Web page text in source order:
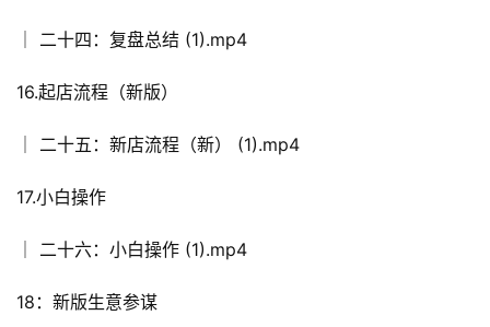
│ 二十四：复盘总结 (1).mp4
16.起店流程（新版）
│ 二十五：新店流程（新） (1).mp4
17.小白操作
│ 二十六：小白操作 (1).mp4
18：新版生意参谋